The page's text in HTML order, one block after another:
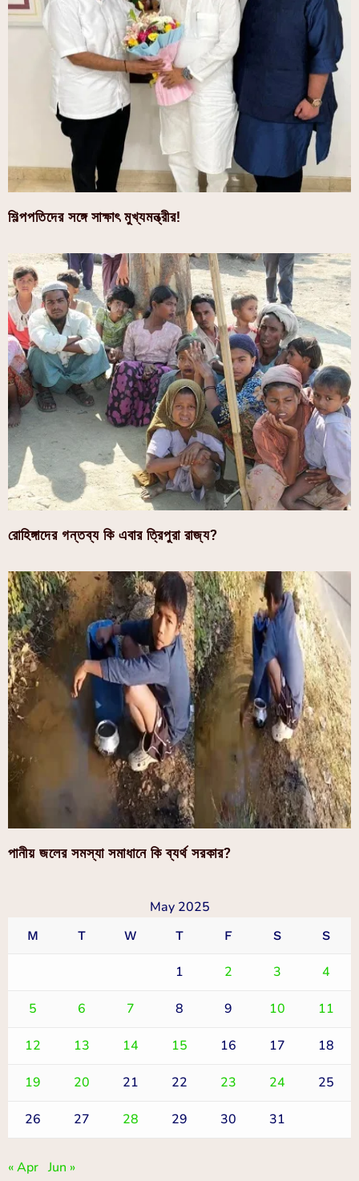
শিল্পপতিদের সঙ্গে সাক্ষাৎ মুখ্যমন্ত্রীর!
রোহিঙ্গাদের গন্তব্য কি এবার ত্রিপুরা রাজ্য?
পানীয় জলের সমস্যা সমাধানে কি ব্যর্থ সরকার?
May 2025
M T W T F S S
1 2 3 4
5 6 7 8 9 10 11
12 13 14 15 16 17 18
19 20 21 22 23 24 25
26 27 28 29 30 31
« Apr Jun »